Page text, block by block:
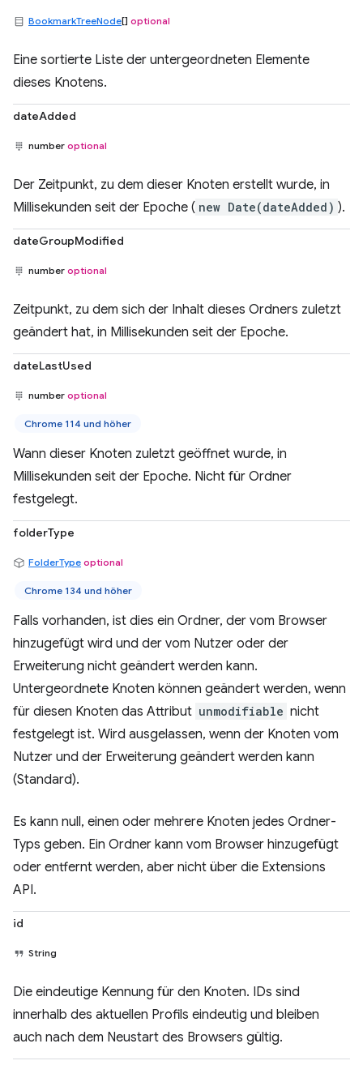
BookmarkTreeNode[] optional
Eine sortierte Liste der untergeordneten Elemente
dieses Knotens.
dateAdded
number optional
Der Zeitpunkt, zu dem dieser Knoten erstellt wurde, in
Millisekunden seit der Epoche ( new Date(dateAdded) ).
dateGroupModified
number optional
Zeitpunkt, zu dem sich der Inhalt dieses Ordners zuletzt
geändert hat, in Millisekunden seit der Epoche.
dateLastUsed
number optional
Chrome 114 und höher
Wann dieser Knoten zuletzt geöffnet wurde, in
Millisekunden seit der Epoche. Nicht für Ordner
festgelegt.
folderType
FolderType optional
Chrome 134 und höher
Falls vorhanden, ist dies ein Ordner, der vom Browser
hinzugefügt wird und der vom Nutzer oder der
Erweiterung nicht geändert werden kann.
Untergeordnete Knoten können geändert werden, wenn
für diesen Knoten das Attribut unmodifiable nicht
festgelegt ist. Wird ausgelassen, wenn der Knoten vom
Nutzer und der Erweiterung geändert werden kann
(Standard).
Es kann null, einen oder mehrere Knoten jedes Ordner-
Typs geben. Ein Ordner kann vom Browser hinzugefügt
oder entfernt werden, aber nicht über die Extensions
API.
id
String
Die eindeutige Kennung für den Knoten. IDs sind
innerhalb des aktuellen Profils eindeutig und bleiben
auch nach dem Neustart des Browsers gültig.